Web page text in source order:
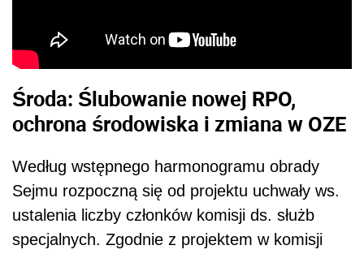
Środa: Ślubowanie nowej RPO,
ochrona środowiska i zmiana w OZE
Według wstępnego harmonogramu obrady
Sejmu rozpoczną się od projektu uchwały ws.
ustalenia liczby członków komisji ds. służb
specjalnych. Zgodnie z projektem w komisji